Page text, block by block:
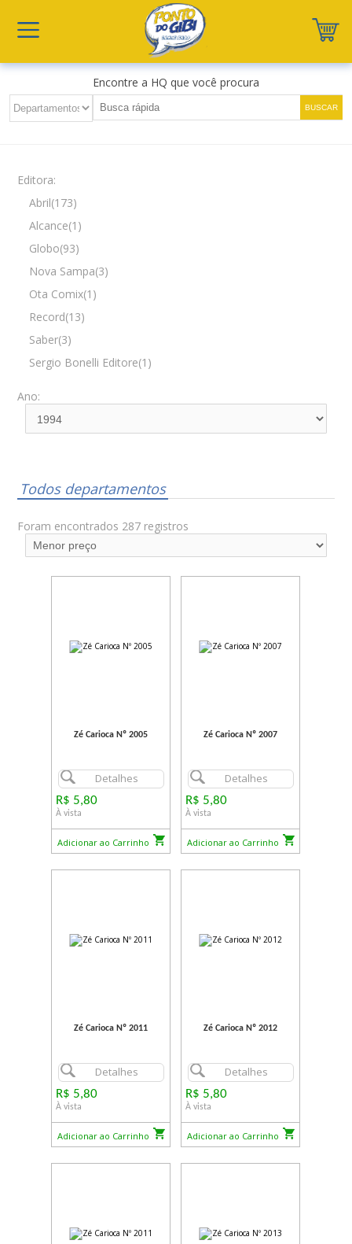
Encontre a HQ que você procura
Editora:
Abril(173)
Alcance(1)
Globo(93)
Nova Sampa(3)
Ota Comix(1)
Record(13)
Saber(3)
Sergio Bonelli Editore(1)
Ano:
Todos departamentos
Foram encontrados 287 registros
Zé Carioca Nº 2005
Detalhes
R$ 5,80
À vista
Adicionar ao Carrinho
Zé Carioca Nº 2007
Detalhes
R$ 5,80
À vista
Adicionar ao Carrinho
Zé Carioca Nº 2011
Detalhes
R$ 5,80
À vista
Adicionar ao Carrinho
Zé Carioca Nº 2012
Detalhes
R$ 5,80
À vista
Adicionar ao Carrinho